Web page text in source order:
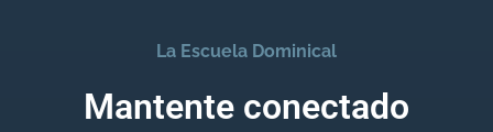
La Escuela Dominical
Mantente conectado